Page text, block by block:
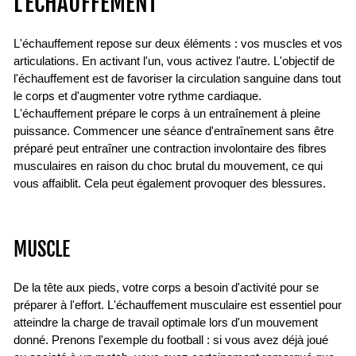
L'échauffement repose sur deux éléments : vos muscles et vos
articulations. En activant l'un, vous activez l'autre. L'objectif de
l'échauffement est de favoriser la circulation sanguine dans tout
le corps et d'augmenter votre rythme cardiaque.
L'échauffement prépare le corps à un entraînement à pleine
puissance. Commencer une séance d'entraînement sans être
préparé peut entraîner une contraction involontaire des fibres
musculaires en raison du choc brutal du mouvement, ce qui
vous affaiblit. Cela peut également provoquer des blessures.
MUSCLE
De la tête aux pieds, votre corps a besoin d'activité pour se
préparer à l'effort. L'échauffement musculaire est essentiel pour
atteindre la charge de travail optimale lors d'un mouvement
donné. Prenons l'exemple du football : si vous avez déjà joué